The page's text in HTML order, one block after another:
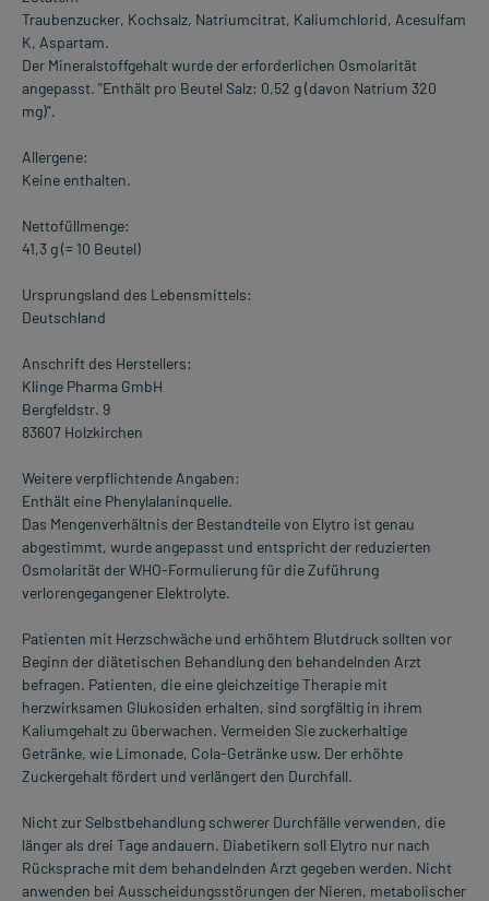
Traubenzucker, Kochsalz, Natriumcitrat, Kaliumchlorid, Acesulfam
K, Aspartam.
Der Mineralstoffgehalt wurde der erforderlichen Osmolarität
angepasst. "Enthält pro Beutel Salz: 0,52 g (davon Natrium 320
mg)".
Allergene:
Keine enthalten.
Nettofüllmenge:
41,3 g (= 10 Beutel)
Ursprungsland des Lebensmittels:
Deutschland
Anschrift des Herstellers:
Klinge Pharma GmbH
Bergfeldstr. 9
83607 Holzkirchen
Weitere verpflichtende Angaben:
Enthält eine Phenylalaninquelle.
Das Mengenverhältnis der Bestandteile von Elytro ist genau
abgestimmt, wurde angepasst und entspricht der reduzierten
Osmolarität der WHO-Formulierung für die Zuführung
verlorengegangener Elektrolyte.
Patienten mit Herzschwäche und erhöhtem Blutdruck sollten vor
Beginn der diätetischen Behandlung den behandelnden Arzt
befragen. Patienten, die eine gleichzeitige Therapie mit
herzwirksamen Glukosiden erhalten, sind sorgfältig in ihrem
Kaliumgehalt zu überwachen. Vermeiden Sie zuckerhaltige
Getränke, wie Limonade, Cola-Getränke usw. Der erhöhte
Zuckergehalt fördert und verlängert den Durchfall.
Nicht zur Selbstbehandlung schwerer Durchfälle verwenden, die
länger als drei Tage andauern. Diabetikern soll Elytro nur nach
Rücksprache mit dem behandelnden Arzt gegeben werden. Nicht
anwenden bei Ausscheidungsstörungen der Nieren, metabolischer